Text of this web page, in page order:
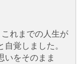
れまでの人生が
覚しました。
いをそのまま